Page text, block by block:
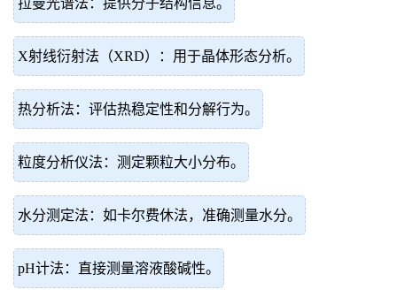
拉曼光谱法：提供分子结构信息。
X射线衍射法（XRD）：用于晶体形态分析。
热分析法：评估热稳定性和分解行为。
粒度分析仪法：测定颗粒大小分布。
水分测定法：如卡尔费休法，准确测量水分。
pH计法：直接测量溶液酸碱性。